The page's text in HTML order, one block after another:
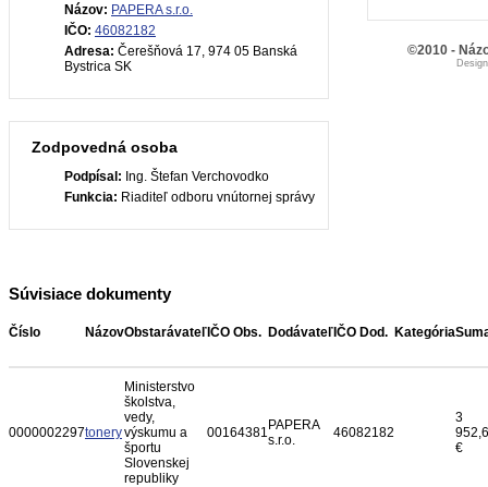
Názov: PAPERA s.r.o.
IČO: 46082182
Adresa: Čerešňová 17, 974 05 Banská
Bystrica SK
Zodpovedná osoba
Podpísal: Ing. Štefan Verchovodko
Funkcia: Riaditeľ odboru vnútornej správy
Súvisiace dokumenty
Číslo NázovObstarávateľ IČO Obs. Dodávateľ IČO Dod. Kategória
0000002297tonery
Ministerstvo
školstva,
vedy,
výskumu a
športu
Slovenskej
republiky
00164381 PAPERA
s.r.o.
46082182
3
€
©2010 -